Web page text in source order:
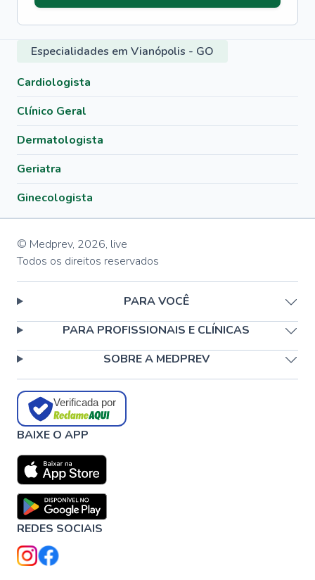
Especialidades em Vianópolis - GO
Cardiologista
Clínico Geral
Dermatologista
Geriatra
Ginecologista
© Medprev, 2026, live
Todos os direitos reservados
PARA VOCÊ
PARA PROFISSIONAIS E CLÍNICAS
SOBRE A MEDPREV
Verificada por
BAIXE O APP
REDES SOCIAIS